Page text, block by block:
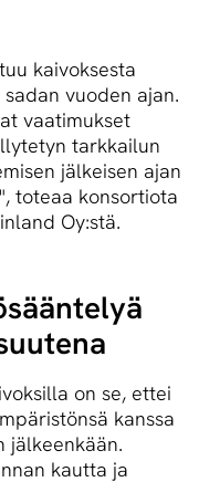
kaivoksesta
vuoden ajan.
vaatimukset
tarkkailun
jälkeisen ajan
toteaa konsortiota
Oy:stä.
on se, ettei
kanssa
jälkeenkään.
kautta ja